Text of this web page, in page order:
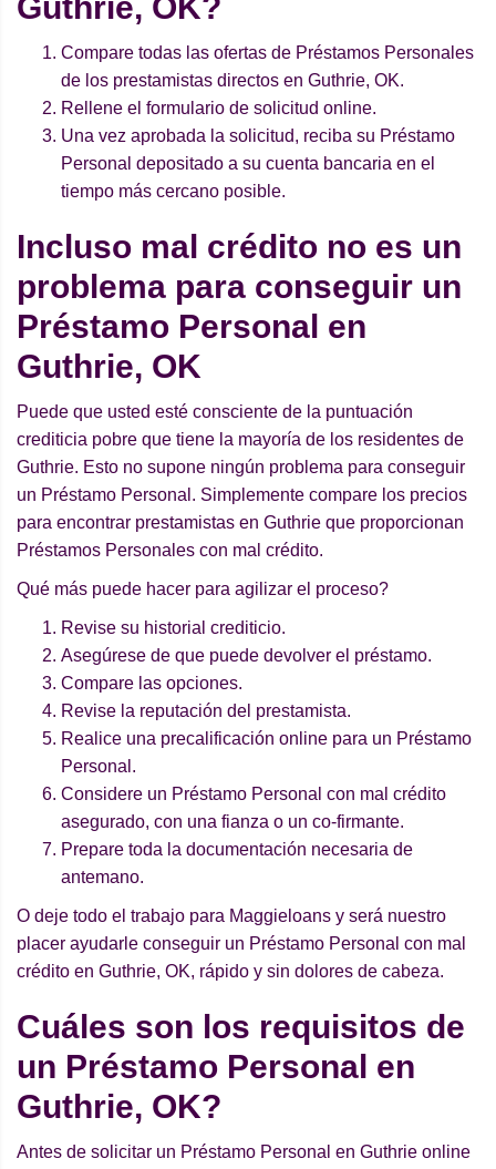
Guthrie, OK?
Compare todas las ofertas de Préstamos Personales
de los prestamistas directos en Guthrie, OK.
Rellene el formulario de solicitud online.
Una vez aprobada la solicitud, reciba su Préstamo
Personal depositado a su cuenta bancaria en el
tiempo más cercano posible.
Incluso mal crédito no es un
problema para conseguir un
Préstamo Personal en
Guthrie, OK
Puede que usted esté consciente de la puntuación
crediticia pobre que tiene la mayoría de los residentes de
Guthrie. Esto no supone ningún problema para conseguir
un Préstamo Personal. Simplemente compare los precios
para encontrar prestamistas en Guthrie que proporcionan
Préstamos Personales con mal crédito.
Qué más puede hacer para agilizar el proceso?
Revise su historial crediticio.
Asegúrese de que puede devolver el préstamo.
Compare las opciones.
Revise la reputación del prestamista.
Realice una precalificación online para un Préstamo
Personal.
Considere un Préstamo Personal con mal crédito
asegurado, con una fianza o un co-firmante.
Prepare toda la documentación necesaria de
antemano.
O deje todo el trabajo para Maggieloans y será nuestro
placer ayudarle conseguir un Préstamo Personal con mal
crédito en Guthrie, OK, rápido y sin dolores de cabeza.
Cuáles son los requisitos de
un Préstamo Personal en
Guthrie, OK?
Antes de solicitar un Préstamo Personal en Guthrie online